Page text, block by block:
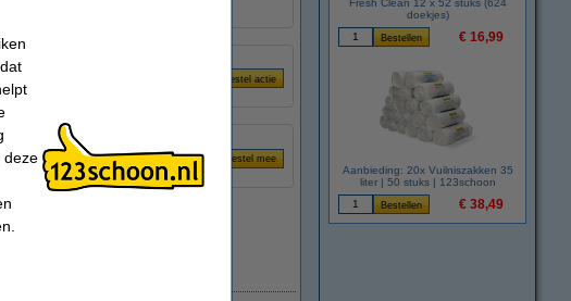
Fresh Clean 12 x 52 stuks (624
doekjes)
€ 16,99
Aanbieding: 20x Vuilniszakken 35
liter | 50 stuks | 123schoon
€ 38,49
deze